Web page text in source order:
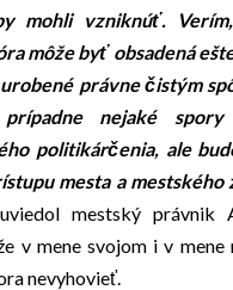
mohli vzniknúť.
môže byť obsadená
právne čistým
prípadne nejaké
politikárčenia, ale
mesta a
mestský právnik
v mene svojom i v mene
nevyhovieť.